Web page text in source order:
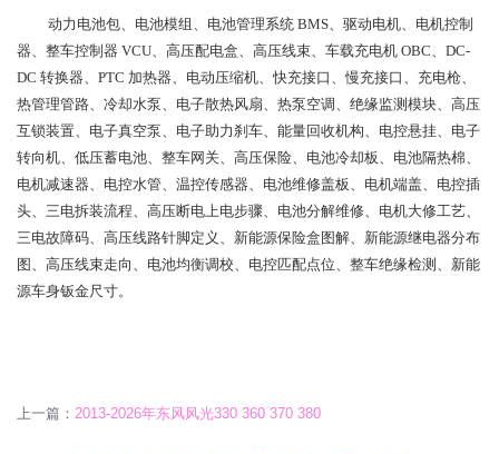
动力电池包、电池模组、电池管理系统 BMS、驱动电机、电机控制
器、整车控制器 VCU、高压配电盒、高压线束、车载充电机 OBC、DC-
DC 转换器、PTC 加热器、电动压缩机、快充接口、慢充接口、充电枪、
热管理管路、冷却水泵、电子散热风扇、热泵空调、绝缘监测模块、高压
互锁装置、电子真空泵、电子助力刹车、能量回收机构、电控悬挂、电子
转向机、低压蓄电池、整车网关、高压保险、电池冷却板、电池隔热棉、
电机减速器、电控水管、温控传感器、电池维修盖板、电机端盖、电控插
头、三电拆装流程、高压断电上电步骤、电池分解维修、电机大修工艺、
三电故障码、高压线路针脚定义、新能源保险盒图解、新能源继电器分布
图、高压线束走向、电池均衡调校、电控匹配点位、整车绝缘检测、新能
源车身钣金尺寸。
上一篇： 2013-2026年东风风光330 360 370 380